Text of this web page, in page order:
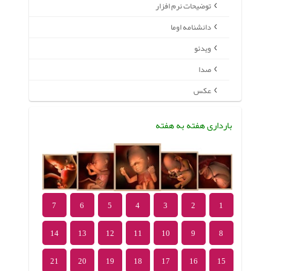
توضیحات نرم افزار
دانشنامه اوما
ویدئو
صدا
عکس
بارداری هفته به هفته
1
2
3
4
5
6
7
8
9
10
11
12
13
14
15
16
17
18
19
20
21